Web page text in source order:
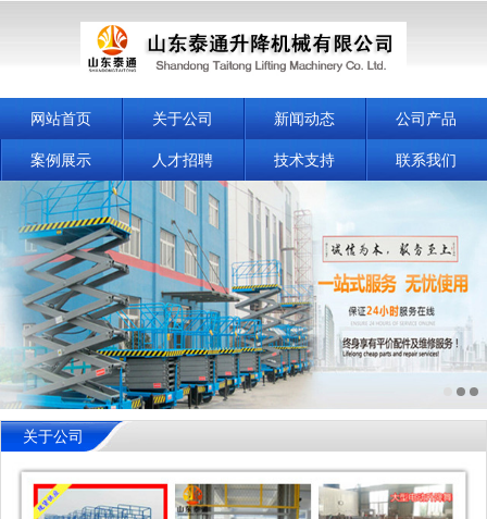
网站首页 关于公司 新闻动态 公司产品
案例展示 人才招聘 技术支持 联系我们
关于公司